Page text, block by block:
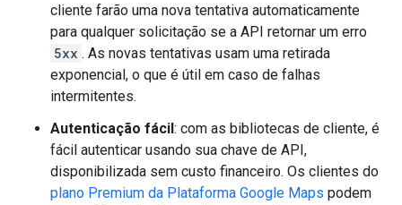
cliente farão uma nova tentativa automaticamente
para qualquer solicitação se a API retornar um erro
5xx . As novas tentativas usam uma retirada
exponencial, o que é útil em caso de falhas
intermitentes.
Autenticação fácil: com as bibliotecas de cliente, é
fácil autenticar usando sua chave de API,
disponibilizada sem custo financeiro. Os clientes do
plano Premium da Plataforma Google Maps podem